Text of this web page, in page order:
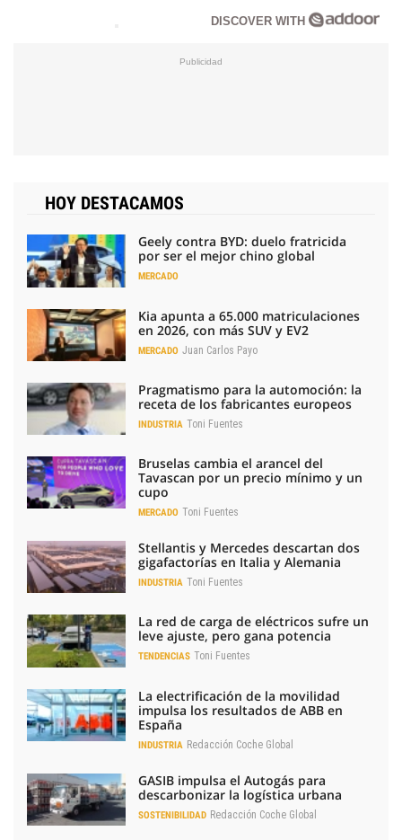
DISCOVER WITH
HOY DESTACAMOS
Geely contra BYD: duelo fratricida
por ser el mejor chino global
MERCADO
Kia apunta a 65.000 matriculaciones
en 2026, con más SUV y EV2
MERCADO Juan Carlos Payo
Pragmatismo para la automoción: la
receta de los fabricantes europeos
INDUSTRIA Toni Fuentes
Bruselas cambia el arancel del
Tavascan por un precio mínimo y un
cupo
MERCADO Toni Fuentes
Stellantis y Mercedes descartan dos
gigafactorías en Italia y Alemania
INDUSTRIA Toni Fuentes
La red de carga de eléctricos sufre un
leve ajuste, pero gana potencia
TENDENCIAS Toni Fuentes
La electrificación de la movilidad
impulsa los resultados de ABB en
España
INDUSTRIA Redacción Coche Global
GASIB impulsa el Autogás para
descarbonizar la logística urbana
SOSTENIBILIDAD Redacción Coche Global